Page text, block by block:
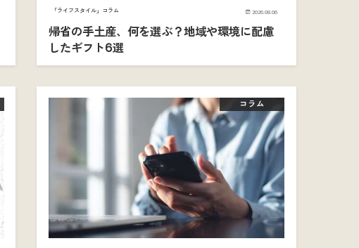
「ライフスタイル」コラム 2026.08.06
帰省の手土産、何を選ぶ？地域や環境に配慮
したギフト6選
コラム